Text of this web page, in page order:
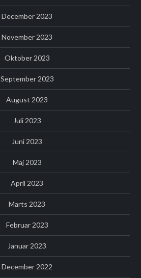
December 2023
November 2023
Oktober 2023
September 2023
August 2023
Juli 2023
Juni 2023
Maj 2023
April 2023
Marts 2023
Februar 2023
Januar 2023
December 2022